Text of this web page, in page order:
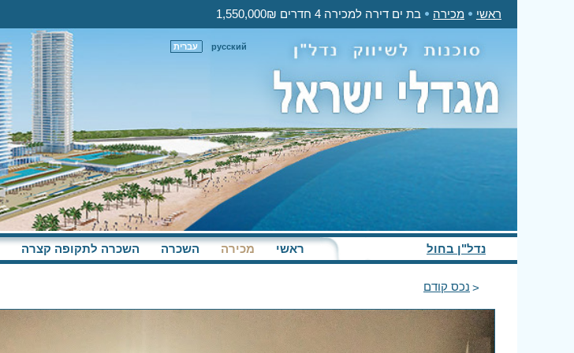
ראשי מכירה בת ים דירה למכירה 4 חדרים 1,550,000₪
עברית русский
נדל"ן בחול ראשי מכירה השכרה השכרה לתקופה קצרה
נכס קודם